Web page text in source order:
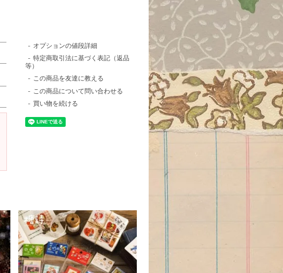
オプションの値段詳細
特定商取引法に基づく表記（返品
等）
この商品を友達に教える
この商品について問い合わせる
買い物を続ける